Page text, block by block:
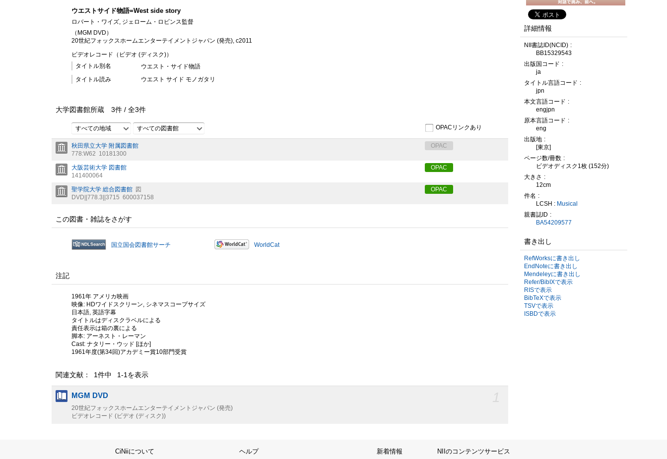
ウエストサイド物語=West side story
ロバート・ワイズ, ジェローム・ロビンス監督
（MGM DVD）
20世紀フォックスホームエンターテイメントジャパン (発売), c2011
ビデオレコード（ビデオ (ディスク)）
タイトル別名
ウエスト・サイド物語
タイトル読み
ウエスト サイド モノガタリ
大学図書館所蔵 3件 / 全3件
すべての地域 すべての図書館 OPACリンクあり
秋田県立大学 附属図書館
778:W62 10181300
OPAC
大阪芸術大学 図書館
141400064
OPAC
聖学院大学 総合図書館 図
DVD||778.3||3715 600037158
OPAC
この図書・雑誌をさがす
国立国会図書館サーチ WorldCat
注記
1961年 アメリカ映画
映像: HDワイドスクリーン, シネマスコープサイズ
日本語, 英語字幕
タイトルはディスクラベルによる
責任表示は箱の裏による
脚本: アーネスト・レーマン
Cast: ナタリー・ウッド [ほか]
1961年度(第34回)アカデミー賞10部門受賞
関連文献： 1件中 1-1を表示
MGM DVD
20世紀フォックスホームエンターテイメントジャパン (発売)
ビデオレコード (ビデオ (ディスク))
詳細情報
NII書誌ID(NCID)
BB15329543
出版国コード
ja
タイトル言語コード
jpn
本文言語コード
engjpn
原本言語コード
eng
出版地
[東京]
ページ数/冊数
ビデオディスク1枚 (152分)
大きさ
12cm
件名
LCSH : Musical
親書誌ID
BA54209577
書き出し
RefWorksに書き出し
EndNoteに書き出し
Mendeleyに書き出し
Refer/BibIXで表示
RISで表示
BibTeXで表示
TSVで表示
ISBDで表示
CiNiiについて ヘルプ 新着情報 NIIのコンテンツサービス